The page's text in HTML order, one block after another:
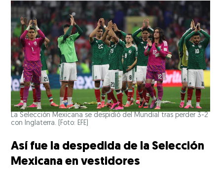
La Selección Mexicana se despidió del Mundial tras perder 3-2
con Inglaterra. (Foto: EFE)
Así fue la despedida de la Selección
Mexicana en vestidores